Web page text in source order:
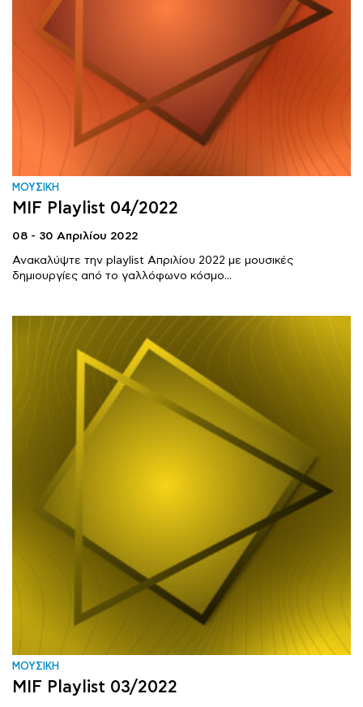
ΜΟΥΣΙΚΗ
MIF Playlist 04/2022
08 - 30 Απριλίου 2022
Ανακαλύψτε την playlist Απριλίου 2022 με μουσικές
δημιουργίες από το γαλλόφωνο κόσμο...
ΜΟΥΣΙΚΗ
MIF Playlist 03/2022